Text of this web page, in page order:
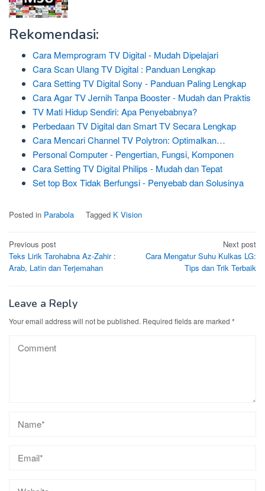
Rekomendasi:
Cara Memprogram TV Digital - Mudah Dipelajari
Cara Scan Ulang TV Digital : Panduan Lengkap
Cara Setting TV Digital Sony - Panduan Paling Lengkap
Cara Agar TV Jernih Tanpa Booster - Mudah dan Praktis
TV Mati Hidup Sendiri: Apa Penyebabnya?
Perbedaan TV Digital dan Smart TV Secara Lengkap
Cara Mencari Channel TV Polytron: Optimalkan…
Personal Computer - Pengertian, Fungsi, Komponen
Cara Setting TV Digital Philips - Mudah dan Tepat
Set top Box Tidak Berfungsi - Penyebab dan Solusinya
Posted in Parabola Tagged K Vision
Post
navigation
Previous post
Teks Lirik Tarohabna Az-Zahir :
Arab, Latin dan Terjemahan
Next post
Cara Mengatur Suhu Kulkas LG:
Tips dan Trik Terbaik
Leave a Reply
Your email address will not be published. Required fields are marked *